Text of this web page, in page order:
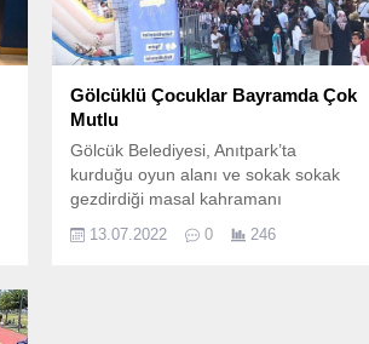
Gölcüklü Çocuklar Bayramda Çok
Mutlu
Gölcük Belediyesi, Anıtpark’ta
kurduğu oyun alanı ve sokak sokak
gezdirdiği masal kahramanı
Kurban Bayramı’nda doyasıya
13.07.2022 0 246